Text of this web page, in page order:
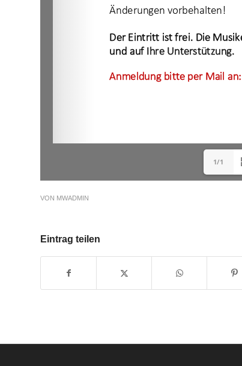
1/1
VON MWADMIN
Eintrag teilen